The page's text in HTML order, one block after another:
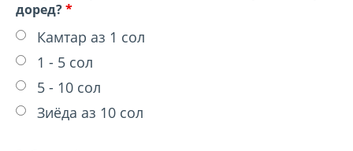
доред?*
Камтар аз 1 сол
1 - 5 сол
5 - 10 сол
Зиёда аз 10 сол